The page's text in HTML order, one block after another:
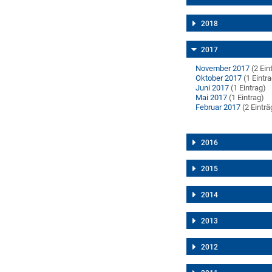
2018
2017
November 2017 (2
Oktober 2017 (1
Juni 2017 (1 Eintrag)
Mai 2017 (1 Eintrag)
Februar 2017 (2
2016
2015
2014
2013
2012